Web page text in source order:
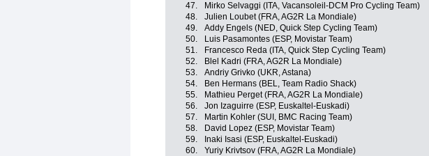
47.
Mirko Selvaggi (ITA, Vacansoleil-DCM Pro Cycling Team)
48.
Julien Loubet (FRA, AG2R La Mondiale)
49.
Addy Engels (NED, Quick Step Cycling Team)
50.
Luis Pasamontes (ESP, Movistar Team)
51.
Francesco Reda (ITA, Quick Step Cycling Team)
52.
Blel Kadri (FRA, AG2R La Mondiale)
53.
Andriy Grivko (UKR, Astana)
54.
Ben Hermans (BEL, Team Radio Shack)
55.
Mathieu Perget (FRA, AG2R La Mondiale)
56.
Jon Izaguirre (ESP, Euskaltel-Euskadi)
57.
Martin Kohler (SUI, BMC Racing Team)
58.
David Lopez (ESP, Movistar Team)
59.
Inaki Isasi (ESP, Euskaltel-Euskadi)
60.
Yuriy Krivtsov (FRA, AG2R La Mondiale)